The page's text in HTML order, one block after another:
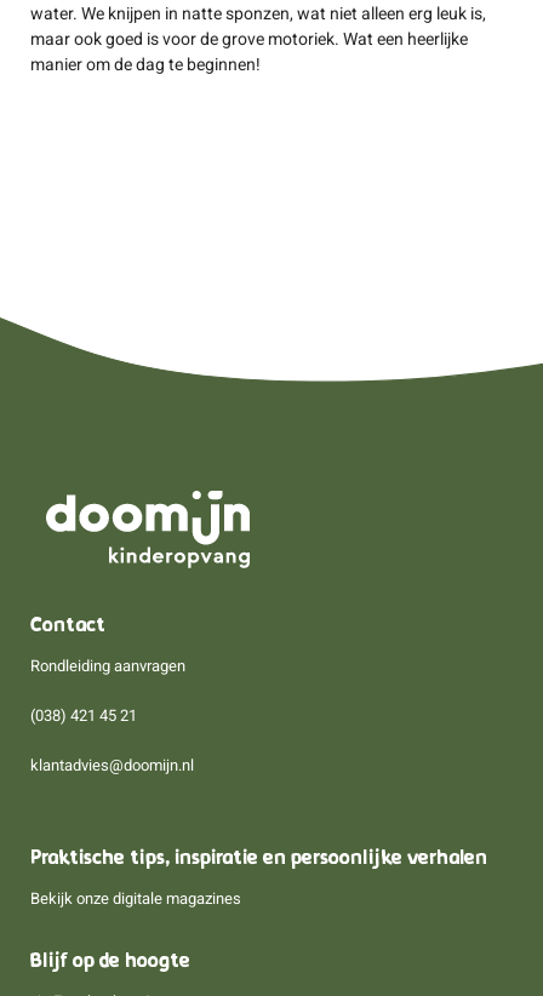
water. We knijpen in natte sponzen, wat niet alleen erg leuk is,
maar ook goed is voor de grove motoriek. Wat een heerlijke
manier om de dag te beginnen!
Contact
Rondleiding aanvragen
(038) 421 45 21
klantadvies@doomijn.nl
Praktische tips, inspiratie en persoonlijke verhalen
Bekijk onze digitale magazines
Blijf op de hoogte